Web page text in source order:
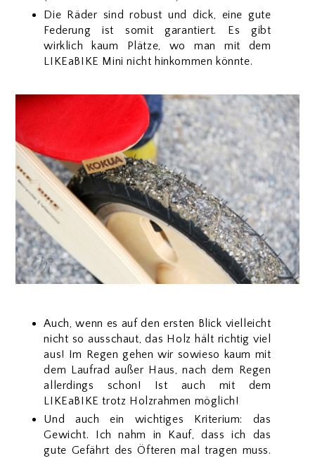
Die Räder sind robust und dick, eine gute
Federung ist somit garantiert. Es gibt
wirklich kaum Plätze, wo man mit dem
LIKEaBIKE Mini nicht hinkommen könnte.
Auch, wenn es auf den ersten Blick vielleicht
nicht so ausschaut, das Holz hält richtig viel
aus! Im Regen gehen wir sowieso kaum mit
dem Laufrad außer Haus, nach dem Regen
allerdings schon! Ist auch mit dem
LIKEaBIKE trotz Holzrahmen möglich!
Und auch ein wichtiges Kriterium: das
Gewicht. Ich nahm in Kauf, dass ich das
gute Gefährt des Öfteren mal tragen muss.